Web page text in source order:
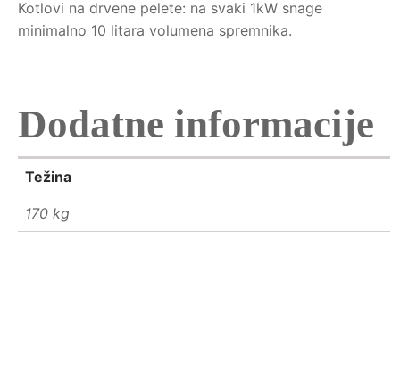
Kotlovi na drvene pelete: na svaki 1kW snage
minimalno 10 litara volumena spremnika.
Dodatne informacije
Težina
170 kg